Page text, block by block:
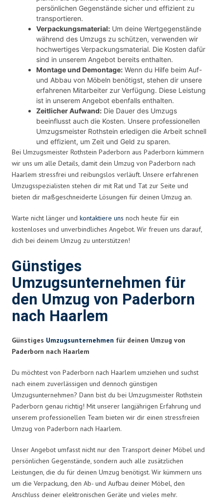
persönlichen Gegenstände sicher und effizient zu
transportieren.
Verpackungsmaterial: Um deine Wertgegenstände
während des Umzugs zu schützen, verwenden wir
hochwertiges Verpackungsmaterial. Die Kosten dafür
sind in unserem Angebot bereits enthalten.
Montage und Demontage: Wenn du Hilfe beim Auf-
und Abbau von Möbeln benötigst, stehen dir unsere
erfahrenen Mitarbeiter zur Verfügung. Diese Leistung
ist in unserem Angebot ebenfalls enthalten.
Zeitlicher Aufwand: Die Dauer des Umzugs
beeinflusst auch die Kosten. Unsere professionellen
Umzugsmeister Rothstein erledigen die Arbeit schnell
und effizient, um Zeit und Geld zu sparen.
Bei Umzugsmeister Rothstein Paderborn aus Paderborn kümmern
wir uns um alle Details, damit dein Umzug von Paderborn nach
Haarlem stressfrei und reibungslos verläuft. Unsere erfahrenen
Umzugsspezialisten stehen dir mit Rat und Tat zur Seite und
bieten dir maßgeschneiderte Lösungen für deinen Umzug an.
Warte nicht länger und kontaktiere uns noch heute für ein
kostenloses und unverbindliches Angebot. Wir freuen uns darauf,
dich bei deinem Umzug zu unterstützen!
Günstiges
Umzugsunternehmen für
den Umzug von Paderborn
nach Haarlem
Günstiges Umzugsunternehmen für deinen Umzug von
Paderborn nach Haarlem
Du möchtest von Paderborn nach Haarlem umziehen und suchst
nach einem zuverlässigen und dennoch günstigen
Umzugsunternehmen? Dann bist du bei Umzugsmeister Rothstein
Paderborn genau richtig! Mit unserer langjährigen Erfahrung und
unserem professionellen Team bieten wir dir einen stressfreien
Umzug von Paderborn nach Haarlem.
Unser Angebot umfasst nicht nur den Transport deiner Möbel und
persönlichen Gegenstände, sondern auch alle zusätzlichen
Leistungen, die du für deinen Umzug benötigst. Wir kümmern uns
um die Verpackung, den Ab- und Aufbau deiner Möbel, den
Anschluss deiner elektronischen Geräte und vieles mehr.